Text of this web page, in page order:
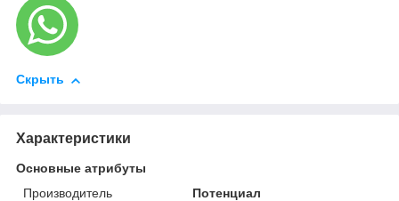
Скрыть
Характеристики
Основные атрибуты
Производитель
Потенциал